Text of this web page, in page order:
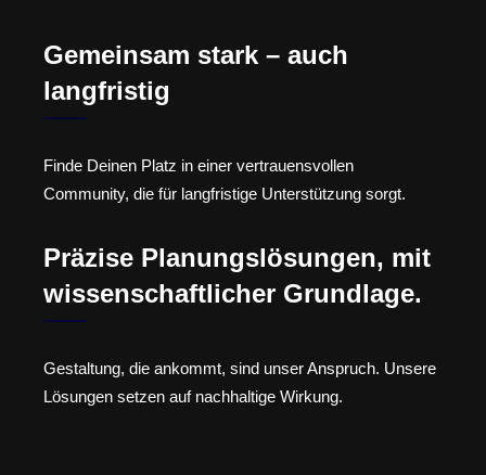
Gemeinsam stark – auch
langfristig
Finde Deinen Platz in einer vertrauensvollen
Community, die für langfristige Unterstützung sorgt.
Präzise Planungslösungen, mit
wissenschaftlicher Grundlage.
Gestaltung, die ankommt, sind unser Anspruch. Unsere
Lösungen setzen auf nachhaltige Wirkung.